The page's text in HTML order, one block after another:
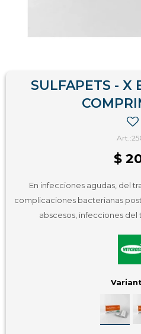
SULFAPETS - X
$
En infecciones agudas, del
complicaciones bacterianas
abscesos, infecciones del